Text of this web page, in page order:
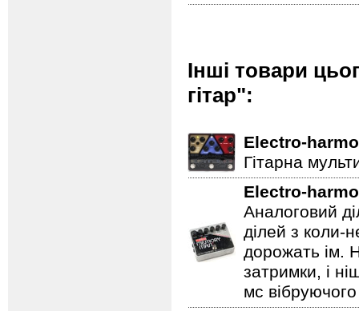
Інші товари
гітар":
Electro-
Гітарна
Electro-
Аналоговий
ділей з коли-
дорожать ім.
затримки, і
мс